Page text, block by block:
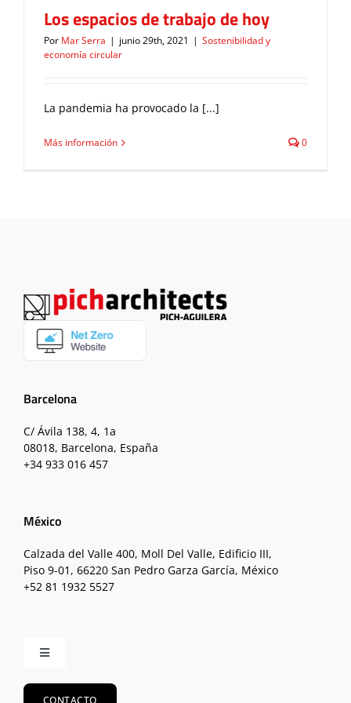
Los espacios de trabajo de hoy
Por Mar Serra | junio 29th, 2021 | Sostenibilidad y
economía circular
La pandemia ha provocado la [...]
Más información 0
Barcelona
C/ Ávila 138, 4, 1a
08018, Barcelona, España
+34 933 016 457
México
Calzada del Valle 400, Moll Del Valle, Edificio III,
Piso 9-01, 66220 San Pedro Garza García, México
+52 81 1932 5527
Toggle
Inicio
CONTACTO